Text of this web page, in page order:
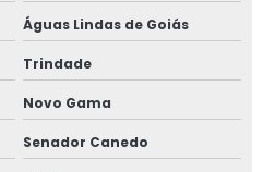
Águas Lindas de Goiás
Trindade
Novo Gama
Senador Canedo